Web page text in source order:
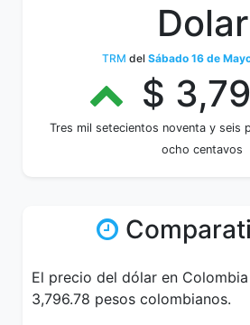
Dolar
TRM del Sábado 16 de
$
Tres mil setecientos noventa y seis
ocho centavos
El precio del dólar en
3,796.78 pesos colombianos.